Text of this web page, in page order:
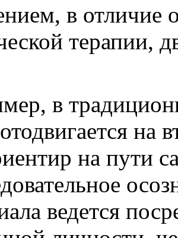
в отличие
терапии,
в
на
на пути
ведется